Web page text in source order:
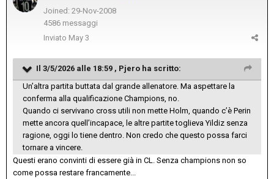
Joined: 29-Nov-2008
4586 messaggi
Inviato May 3
Il 3/5/2026 alle 18:59 , Pjero ha scritto:
Un’altra partita buttata dal grande allenatore. Ma aspettare la
conferma alla qualificazione Champions, no.
Quando ci servivano cross utili non mette Holm, quando c’è Perin
mette ancora quell’incapace, le altre partite toglieva Yildiz senza
ragione, oggi lo tiene dentro. Non credo che questo possa farci
tornare a vincere.
Questi erano convinti di essere già in CL. Senza champions non so
come possa restare francamente...